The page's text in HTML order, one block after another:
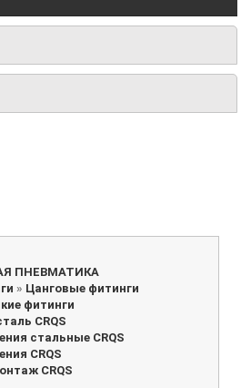
ПНЕВМАТИКА
» Цанговые фитинги
фитинги
CRQS
стальные CRQS
CRQS
CRQS